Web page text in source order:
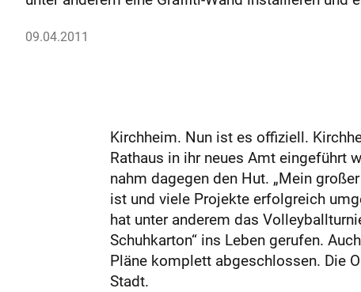
09.04.2011
Kirchheim. Nun ist es offiziell.
Rathaus in ihr neues Amt eingeführt
nahm dagegen den Hut. „Mein
ist und viele Projekte erfolgreich
hat unter anderem das
Schuhkarton“ ins Leben gerufen.
Pläne komplett abgeschlossen. Die
Stadt.